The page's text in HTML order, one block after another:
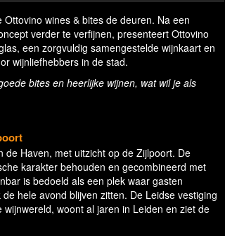
wines & bites de deuren. Na een
verder te verfijnen, presenteert Ottovino
een zorgvuldig samengestelde wijnkaart en
wijnliefhebbers in de stad.
bites en heerlijke wijnen, wat wil je als
Haven, met uitzicht op de Zijlpoort. De
karakter behouden en gecombineerd met
is bedoeld als een plek waar gasten
hele avond blijven zitten. De Leidse vestiging
woont al jaren in Leiden en ziet de